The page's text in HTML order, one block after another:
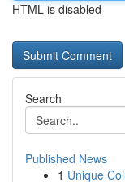
HTML is disabled
Search
Published News
1 Unique